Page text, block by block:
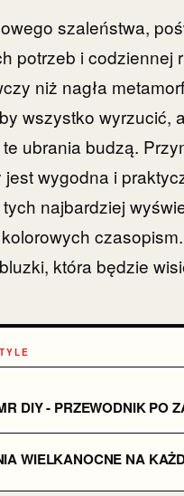
szaleństwa,
potrzeb i codziennej
niż nagła
wszystko wyrzucić,
ubrania budzą.
wygodna i
najbardziej
która będzie
DIY - PRZEWODNIK PO
WIELKANOCNE NA